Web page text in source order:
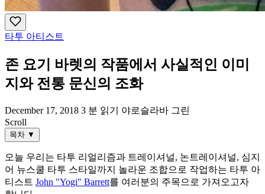
타투 아티스트
존 요기 바렛의 작품에서 사실적인 이미
지와 전통 문신의 조화
December 17, 2018 3 분 읽기
야로슬라바 그린
Scroll
목차 ▼
오늘 우리는 타투 리얼리즘과 트레이셔널, 논트레이셔널, 심지
어 뉴스쿨 타투 스타일까지 놀라운 조합으로 작업하는 타투 아
티스트 John "Yogi" Barrett를 여러분의 주목으로 가져오고자